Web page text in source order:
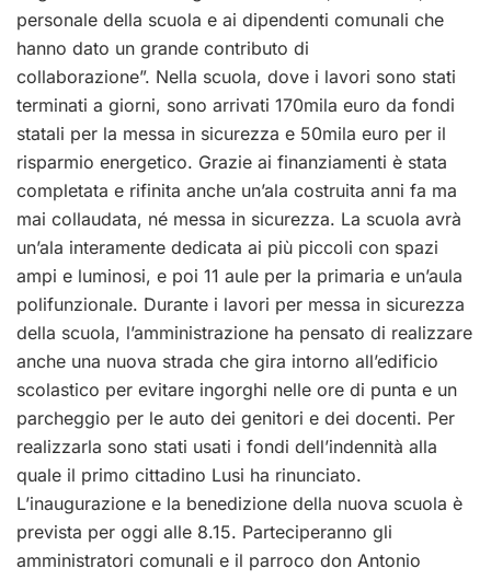
personale della scuola e ai dipendenti comunali che
hanno dato un grande contributo di
collaborazione”. Nella scuola, dove i lavori sono stati
terminati a giorni, sono arrivati 170mila euro da fondi
statali per la messa in sicurezza e 50mila euro per il
risparmio energetico. Grazie ai finanziamenti è stata
completata e rifinita anche un’ala costruita anni fa ma
mai collaudata, né messa in sicurezza. La scuola avrà
un’ala interamente dedicata ai più piccoli con spazi
ampi e luminosi, e poi 11 aule per la primaria e un’aula
polifunzionale. Durante i lavori per messa in sicurezza
della scuola, l’amministrazione ha pensato di realizzare
anche una nuova strada che gira intorno all’edificio
scolastico per evitare ingorghi nelle ore di punta e un
parcheggio per le auto dei genitori e dei docenti. Per
realizzarla sono stati usati i fondi dell’indennità alla
quale il primo cittadino Lusi ha rinunciato.
L’inaugurazione e la benedizione della nuova scuola è
prevista per oggi alle 8.15. Parteciperanno gli
amministratori comunali e il parroco don Antonio